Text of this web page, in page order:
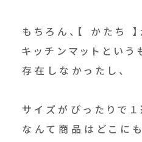
もちろん、【 かたち
キッチンマットという
存在しなかったし、
サイズがぴったりで
なんて商品はどこにも